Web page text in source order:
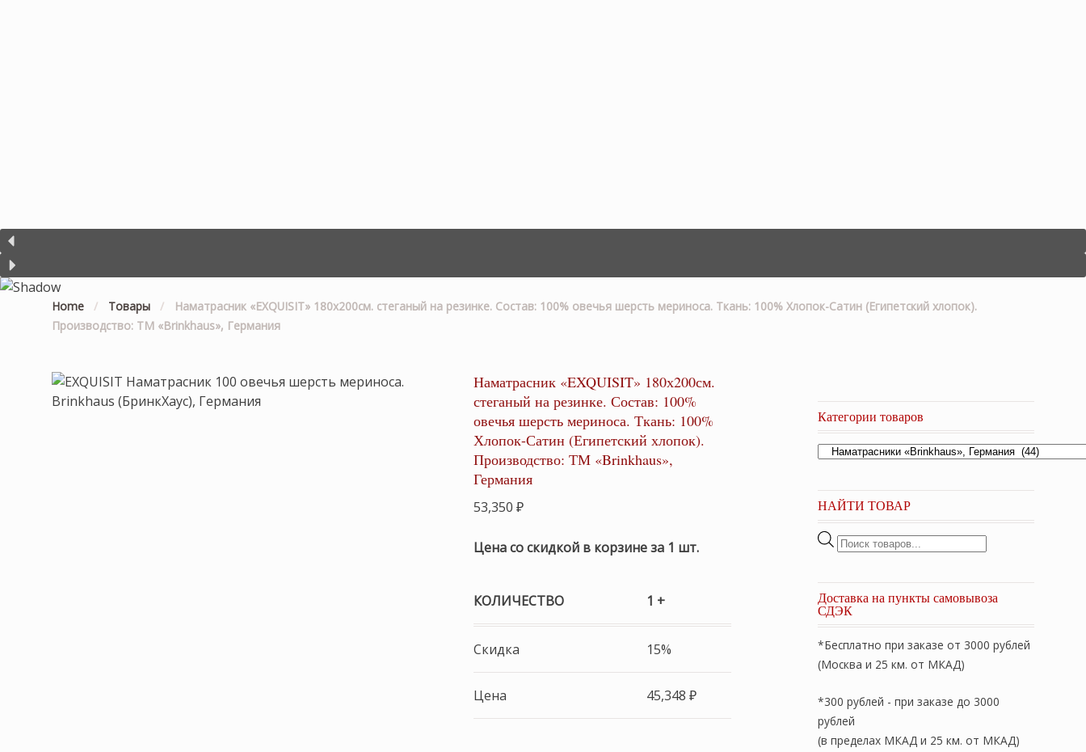
Home / Товары /
Наматрасник «EXQUISIT» 180х200см. стеганый на резинке. Состав: 100% овечья шерсть мериноса. Ткань: 100% Хлопок-Сатин (Египетский хлопок).
Производство: ТМ «Brinkhaus», Германия
Наматрасник «EXQUISIT» 180х200см.
стеганый на резинке. Состав: 100%
овечья шерсть мериноса. Ткань: 100%
Хлопок-Сатин (Египетский хлопок).
Производство: ТМ «Brinkhaus»,
Германия
53,350 ₽
Цена со скидкой в корзине за 1 шт.
КОЛИЧЕСТВО 1 +
Скидка 15%
Цена 45,348 ₽
Категории товаров
НАЙТИ ТОВАР
Поиск
Доставка на пункты самовывоза
СДЭК
*Бесплатно при заказе от 3000 рублей
(Москва и 25 км. от МКАД)
*300 рублей - при заказе до 3000
рублей
(в пределах МКАД и 25 км. от МКАД)